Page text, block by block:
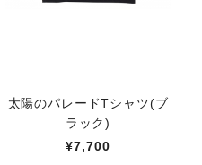
太陽のパレードTシャツ(ブ
ラック)
¥7,700